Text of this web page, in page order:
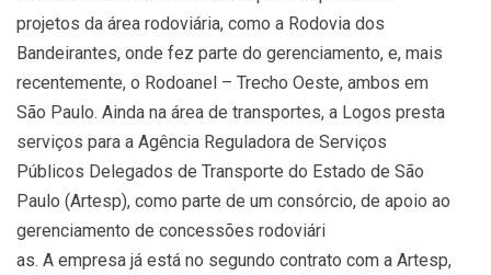
projetos da área rodoviária, como a Rodovia dos
Bandeirantes, onde fez parte do gerenciamento, e, mais
recentemente, o Rodoanel – Trecho Oeste, ambos em
São Paulo. Ainda na área de transportes, a Logos presta
serviços para a Agência Reguladora de Serviços
Públicos Delegados de Transporte do Estado de São
Paulo (Artesp), como parte de um consórcio, de apoio ao
gerenciamento de concessões rodoviári
as. A empresa já está no segundo contrato com a Artesp,